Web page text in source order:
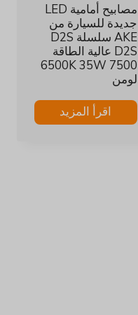
مصابيح أمامية LED
جديدة للسيارة من
AKE سلسلة D2S
D2S عالية الطاقة
6500K 35W 7500
لومن
اقرأ المزيد